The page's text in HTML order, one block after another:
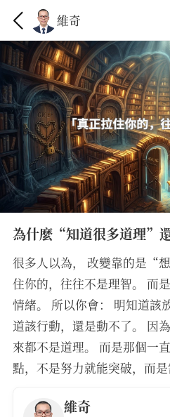
維奇
為什麼“知道很多道理”還
很多人以為， 改變靠的是“
住你的，往往不是理智。 而
情緒。 所以你會： 明知道該
道該行動，還是動不了。 因
來都不是道理。 而是那個一
點，不是努力就能突破，而是
維奇